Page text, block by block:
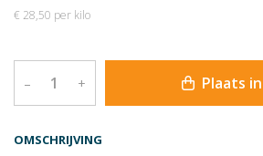
OMSCHRIJVING
€ 28,50 per kilo
– + Plaats